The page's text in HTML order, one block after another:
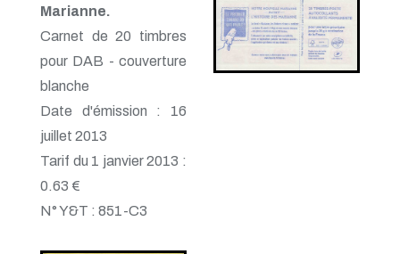
Marianne.
Carnet de 20 timbres
pour DAB - couverture
blanche
Date d'émission : 16
juillet 2013
Tarif du 1 janvier 2013 :
0.63 €
N° Y&T : 851-C3